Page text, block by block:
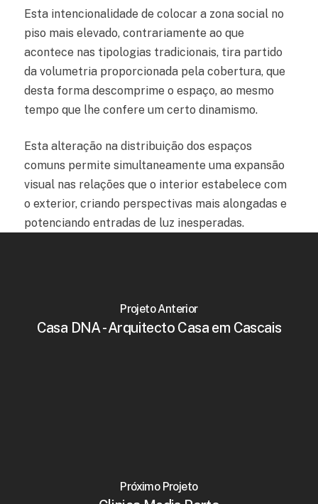
Esta intencionalidade de colocar a zona social no
piso mais elevado, contrariamente ao que
acontece nas tipologias tradicionais, tira partido
da volumetria proporcionada pela cobertura, que
desta forma descomprime o espaço, ao mesmo
tempo que lhe confere um certo dinamismo.
Esta alteração na distribuição dos espaços
comuns permite simultaneamente uma expansão
visual nas relações que o interior estabelece com
o exterior, criando perspectivas mais alongadas e
potenciando entradas de luz inesperadas.
Projeto Anterior
Casa DNA - Arquitecto Casa em Cascais
Próximo Projeto